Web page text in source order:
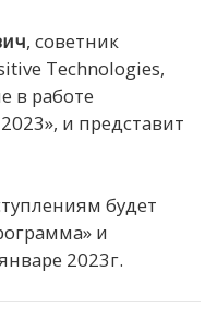
, советник
Technologies,
в работе
и представит
будет
и
2023г.